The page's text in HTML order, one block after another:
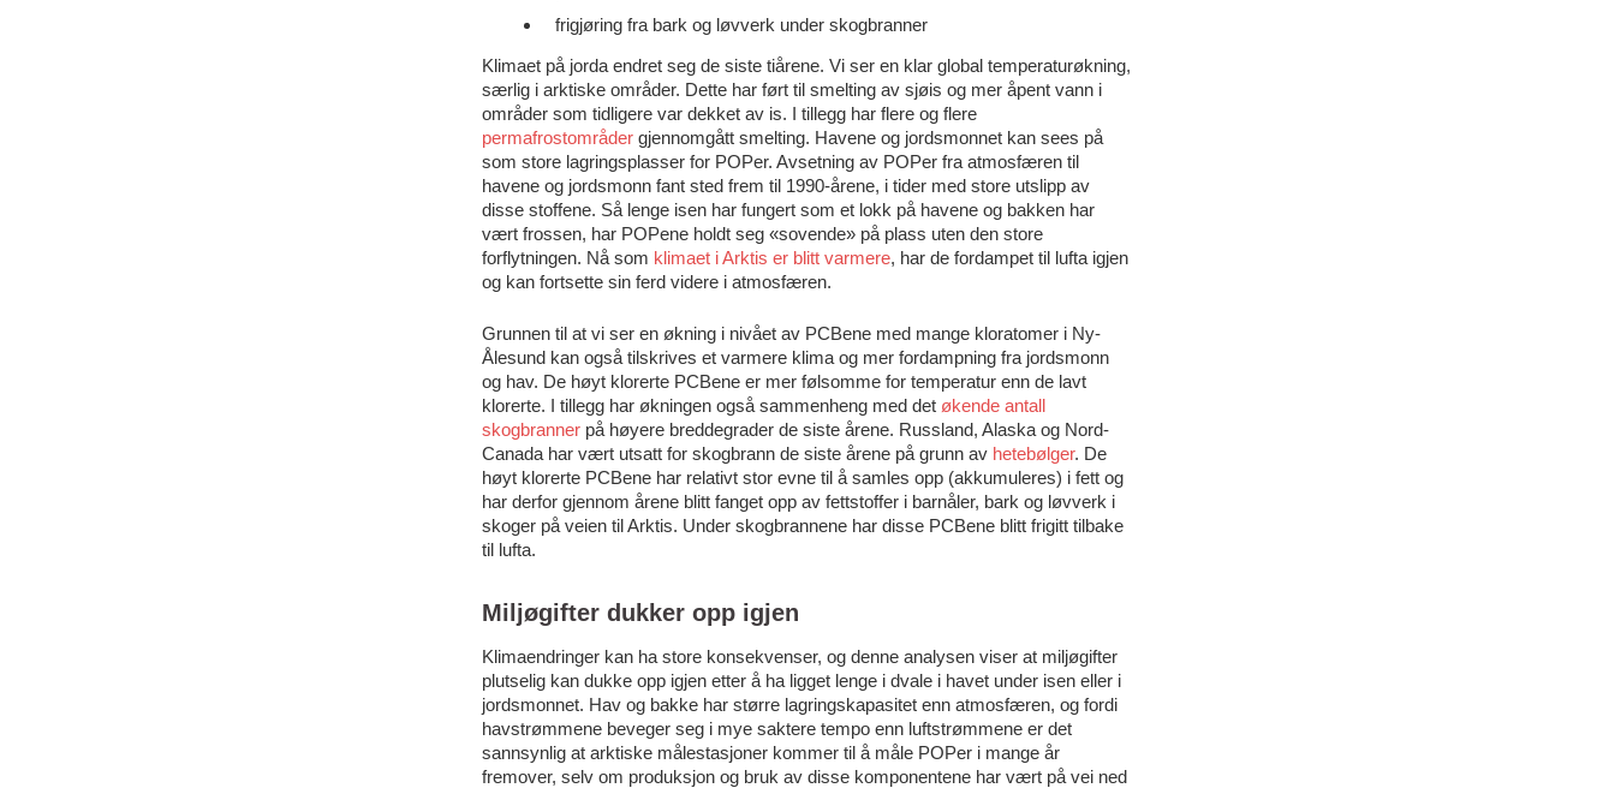
frigjøring fra bark og løvverk under skogbranner
Klimaet på jorda endret seg de siste tiårene. Vi ser en klar global temperaturøkning,
særlig i arktiske områder. Dette har ført til smelting av sjøis og mer åpent vann i
områder som tidligere var dekket av is. I tillegg har flere og flere
permafrostområder gjennomgått smelting. Havene og jordsmonnet kan sees på
som store lagringsplasser for POPer. Avsetning av POPer fra atmosfæren til
havene og jordsmonn fant sted frem til 1990-årene, i tider med store utslipp av
disse stoffene. Så lenge isen har fungert som et lokk på havene og bakken har
vært frossen, har POPene holdt seg «sovende» på plass uten den store
forflytningen. Nå som klimaet i Arktis er blitt varmere, har de fordampet til lufta igjen
og kan fortsette sin ferd videre i atmosfæren.
Grunnen til at vi ser en økning i nivået av PCBene med mange kloratomer i Ny-
Ålesund kan også tilskrives et varmere klima og mer fordampning fra jordsmonn
og hav. De høyt klorerte PCBene er mer følsomme for temperatur enn de lavt
klorerte. I tillegg har økningen også sammenheng med det økende antall
skogbranner på høyere breddegrader de siste årene. Russland, Alaska og Nord-
Canada har vært utsatt for skogbrann de siste årene på grunn av hetebølger. De
høyt klorerte PCBene har relativt stor evne til å samles opp (akkumuleres) i fett og
har derfor gjennom årene blitt fanget opp av fettstoffer i barnåler, bark og løvverk i
skoger på veien til Arktis. Under skogbrannene har disse PCBene blitt frigitt tilbake
til lufta.
Miljøgifter dukker opp igjen
Klimaendringer kan ha store konsekvenser, og denne analysen viser at miljøgifter
plutselig kan dukke opp igjen etter å ha ligget lenge i dvale i havet under isen eller i
jordsmonnet. Hav og bakke har større lagringskapasitet enn atmosfæren, og fordi
havstrømmene beveger seg i mye saktere tempo enn luftstrømmene er det
sannsynlig at arktiske målestasjoner kommer til å måle POPer i mange år
fremover, selv om produksjon og bruk av disse komponentene har vært på vei ned